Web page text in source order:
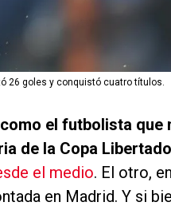
26 goles y conquistó cuatro títulos.
el futbolista que
de la Copa
el medio. El otro,
en Madrid. Y si